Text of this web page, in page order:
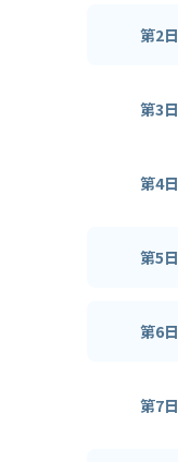
第2日
第3日
第4日
第5日
第6日
第7日